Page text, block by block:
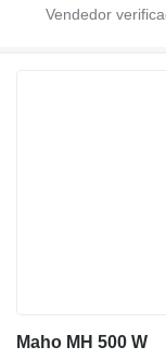
Maho MH 500 W